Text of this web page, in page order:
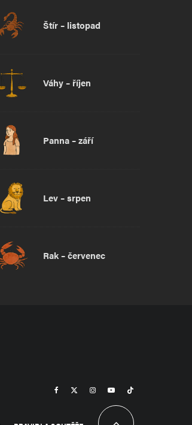
Štír – listopad
Váhy – říjen
Panna – září
Lev – srpen
Rak – červenec